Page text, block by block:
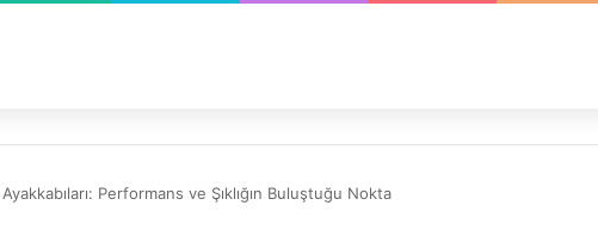
Ayakkabıları: Performans ve Şıklığın Buluştuğu Nokta